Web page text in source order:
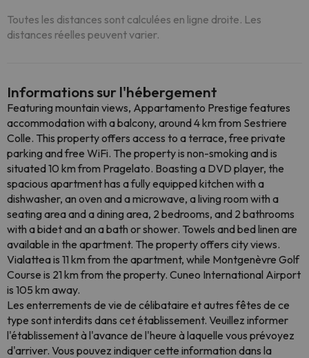
Toutes les distances sont calculées en ligne droite. Les
distances réelles peuvent varier.
Informations sur l'hébergement
Featuring mountain views, Appartamento Prestige features
accommodation with a balcony, around 4 km from Sestriere
Colle. This property offers access to a terrace, free private
parking and free WiFi. The property is non-smoking and is
situated 10 km from Pragelato. Boasting a DVD player, the
spacious apartment has a fully equipped kitchen with a
dishwasher, an oven and a microwave, a living room with a
seating area and a dining area, 2 bedrooms, and 2 bathrooms
with a bidet and an a bath or shower. Towels and bed linen are
available in the apartment. The property offers city views.
Vialattea is 11 km from the apartment, while Montgenèvre Golf
Course is 21 km from the property. Cuneo International Airport
is 105 km away.
Les enterrements de vie de célibataire et autres fêtes de ce
type sont interdits dans cet établissement. Veuillez informer
l'établissement à l'avance de l'heure à laquelle vous prévoyez
d'arriver. Vous pouvez indiquer cette information dans la